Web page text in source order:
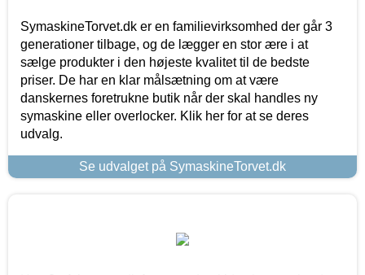
SymaskineTorvet.dk er en familievirksomhed der går 3
generationer tilbage, og de lægger en stor ære i at
sælge produkter i den højeste kvalitet til de bedste
priser. De har en klar målsætning om at være
danskernes foretrukne butik når der skal handles ny
symaskine eller overlocker. Klik her for at se deres
udvalg.
Se udvalget på SymaskineTorvet.dk